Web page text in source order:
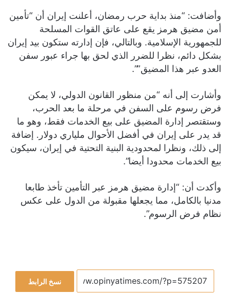
وأضافت: “منذ بداية حرب رمضان، أعلنت إيران أن “تأمين
أمن مضيق هرمز يقع على عاتق القوات المسلحة
للجمهورية الإسلامية. وبالتالي، فإن إدارته ستكون بيد إيران
بشكل دائم، نظرا للضرر الذي لحق بها جراء عبور سفن
العدو عبر هذا المضيق””.
وأشارت إلى أنه “من منظور القانون الدولي، لا يمكن
فرض رسوم على السفن في مرحلة ما بعد الحرب،
وستقتصر إدارة المضيق على بيع الخدمات فقط، وهو ما
قد يدر على إيران في أفضل الأحوال ملياري دولار. إضافة
إلى ذلك، ونظرا لمحدودية البنية التحتية في إيران، سيكون
بيع الخدمات محدودا أيضا”.
وأكدت أن: “إدارة مضيق هرمز عبر التأمين تأخذ طابعا
مدنيا بالكامل، مما يجعلها مقبولة من الدول على عكس
نظام فرض الرسوم”.
نسخ الرابط